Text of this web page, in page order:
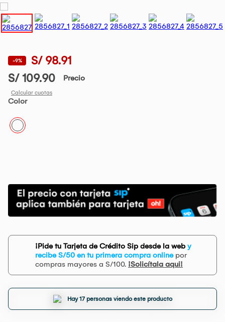
-9%
S/ 98.91
S/ 109.90
Precio
Calcular cuotas
Color
¡Pide tu Tarjeta de Crédito Sip desde la web y
recibe S/50 en tu primera compra onlinepor
compras mayores a S/100. ¡Solicítala aqui!
Hay 17 personas viendo este producto